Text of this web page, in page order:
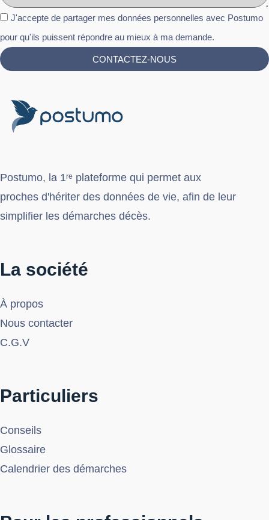
J'accepte de partager mes données personnelles avec Postumo
pour qu'ils puissent répondre au mieux à ma demande.
CONTACTEZ-NOUS
Postumo, la 1ʳᵉ plateforme qui permet aux
proches d'hériter des données de vie, afin de leur
simplifier les démarches décès.
La société
À propos
Nous contacter
C.G.V
Particuliers
Conseils
Glossaire
Calendrier des démarches